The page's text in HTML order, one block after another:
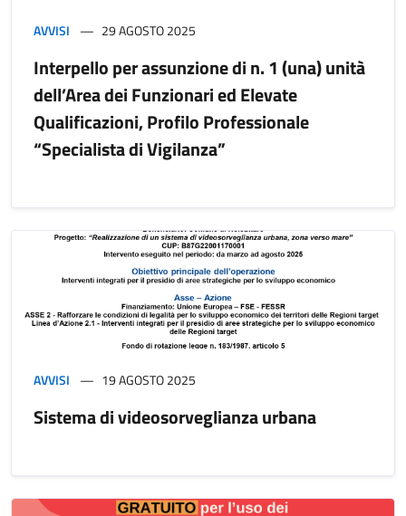
AVVISI 29 AGOSTO 2025
Interpello per assunzione di n. 1 (una) unità
dell’Area dei Funzionari ed Elevate
Qualificazioni, Profilo Professionale
“Specialista di Vigilanza”
AVVISI 19 AGOSTO 2025
Sistema di videosorveglianza urbana